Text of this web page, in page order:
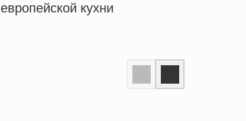
европейской кухни